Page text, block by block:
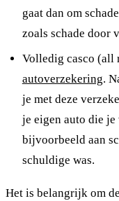
gaat dan om
zoals schade door
Volledig casco (all
autoverzekering.
je met deze
je eigen auto die
bijvoorbeeld aan
schuldige was.
Het is belangrijk om